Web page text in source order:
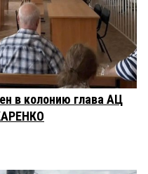
в колонию глава АЦ